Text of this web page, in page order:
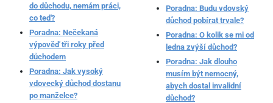
do důchodu, nemám práci,
co teď?
Poradna: Nečekaná
výpověď tři roky před
důchodem
Poradna: Jak vysoký
vdovecký důchod dostanu
po manželce?
Poradna: Budu vdovský
důchod pobírat trvale?
Poradna: O kolik se mi od
ledna zvýší důchod?
Poradna: Jak dlouho
musím být nemocný,
abych dostal invalidní
důchod?